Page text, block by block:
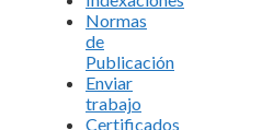
Normas
de
Publicación
Enviar
trabajo
Certificados